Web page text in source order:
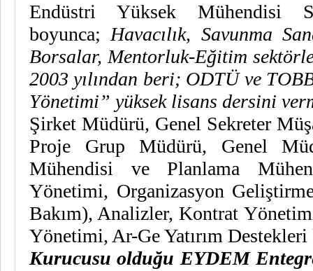
Endüstri Yüksek Mühendisi
boyunca; Havacılık, Savunma
Borsalar, Mentorluk-Eğitim
2003 yılından beri; ODTÜ ve
Yönetimi” yüksek lisans dersini
Şirket Müdürü, Genel Sekreter
Proje Grup Müdürü, Genel
Mühendisi ve Planlama
Yönetimi, Organizasyon
Bakım), Analizler, Kontrat
Yönetimi, Ar-Ge Yatırım Destekleri
Kurucusu olduğu EYDEM